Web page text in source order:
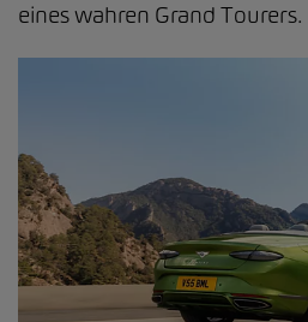
eines wahren Grand Tourers.